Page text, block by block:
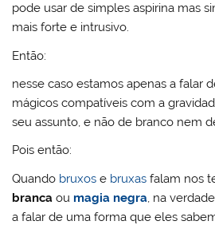
pode usar de simples aspirina mas
mais forte e intrusivo.
Então:
nesse caso estamos apenas a falar
mágicos compatíveis com a
seu assunto, e não de branco nem
Pois então:
Quando bruxos e bruxas falam nos
branca ou magia negra, na
a falar de uma forma que eles